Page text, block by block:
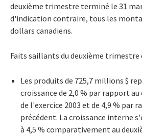
deuxième trimestre terminé le 31
d'indication contraire, tous les
dollars canadiens.
Faits saillants du deuxième trimestre
Les produits de 725,7 millions $
croissance de 2,0 % par rapport
de l'exercice 2003 et de 4,9 % par
précédent. La croissance interne
à 4,5 % comparativement au